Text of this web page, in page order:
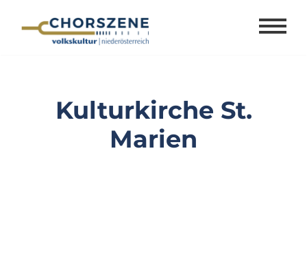
Kulturkirche St.
Marien